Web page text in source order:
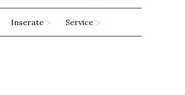
Inserate Service